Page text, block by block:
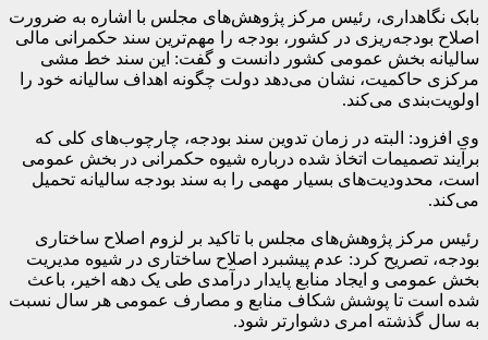
بابک نگاهداری، رئیس مرکز پژوهش‌های مجلس با اشاره به ضرورت
اصلاح بودجه‌ریزی در کشور، بودجه را مهم‌ترین سند حکمرانی مالی
سالیانه بخش عمومی کشور دانست و گفت: این سند خط مشی
مرکزی حاکمیت، نشان می‌دهد دولت چگونه اهداف سالیانه خود را
اولویت‌بندی می‌کند.
وی افزود: البته در زمان تدوین سند بودجه، چارچوب‌های کلی که
برآیند تصمیمات اتخاذ شده درباره شیوه حکمرانی در بخش عمومی
است، محدودیت‌های بسیار مهمی را به سند بودجه سالیانه تحمیل
می‌کند.
رئیس مرکز پژوهش‌های مجلس با تاکید بر لزوم اصلاح ساختاری
بودجه، تصریح کرد: عدم پیشبرد اصلاح ساختاری در شیوه مدیریت
بخش عمومی و ایجاد منابع پایدار درآمدی طی یک دهه اخیر، باعث
شده است تا پوشش شکاف منابع و مصارف عمومی هر سال نسبت
به سال گذشته امری دشوارتر شود.